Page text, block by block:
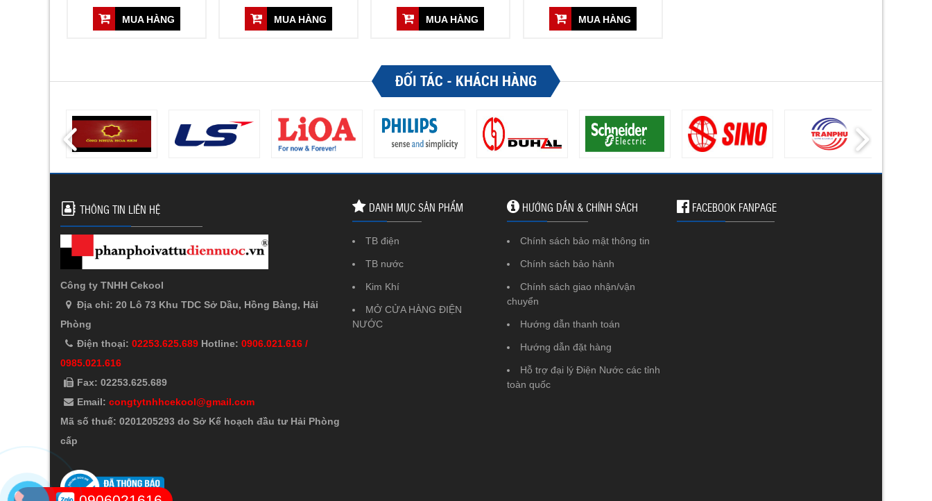
MUA HÀNG MUA HÀNG MUA HÀNG MUA HÀNG
ĐỐI TÁC - KHÁCH HÀNG
FACEBOOK FANPAGE
HƯỚNG DẪN & CHÍNH SÁCH
Chính sách bảo mật thông tin
Chính sách bảo hành
Chính sách giao nhận/vận
chuyển
Hướng dẫn thanh toán
Hướng dẫn đặt hàng
Hỗ trợ đại lý Điện Nước các tỉnh
toàn quốc
DANH MỤC SẢN PHẨM
TB điện
TB nước
Kim Khí
MỞ CỬA HÀNG ĐIỆN
NƯỚC
THÔNG TIN LIÊN HỆ
Công ty TNHH Cekool
Địa chỉ: 20 Lô 73 Khu TDC Sở Dầu, Hồng Bàng, Hải
Phòng
Điện thoại: 02253.625.689 Hotline: 0906.021.616 /
0985.021.616
Fax: 02253.625.689
Email: congtytnhhcekool@gmail.com
Mã số thuế: 0201205293 do Sở Kế hoạch đầu tư Hải Phòng
cấp